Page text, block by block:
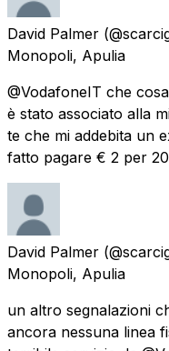
David Palmer
Monopoli, Apulia
@VodafoneIT che
è stato associato alla
te che mi addebita un
fatto pagare € 2 per
David Palmer
Monopoli, Apulia
un altro segnalazioni
ancora nessuna linea